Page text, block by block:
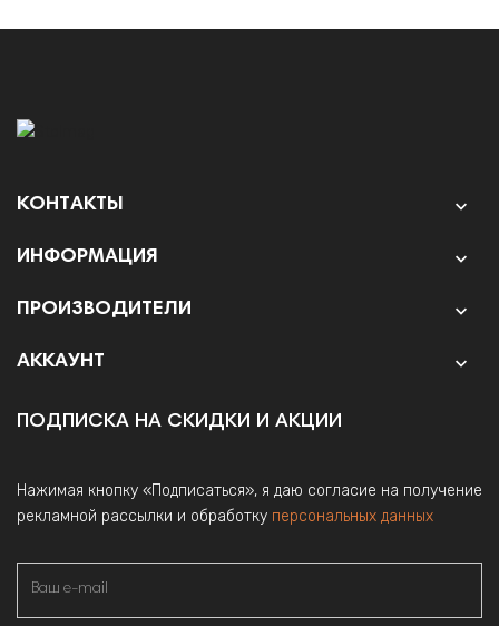
КОНТАКТЫ 
ИНФОРМАЦИЯ 
ПРОИЗВОДИТЕЛИ 
АККАУНТ 
ПОДПИСКА НА СКИДКИ И АКЦИИ
Нажимая кнопку «Подписаться», я даю согласие на получение
рекламной рассылки и обработку персональных данных